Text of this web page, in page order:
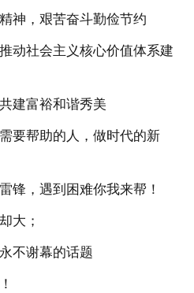
，艰苦奋斗勤俭节约
社会主义核心价值体系建
富裕和谐秀美
帮助的人，做时代的新
，遇到困难你我来帮！
大；
不谢幕的话题